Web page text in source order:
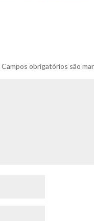
Campos obrigatórios são